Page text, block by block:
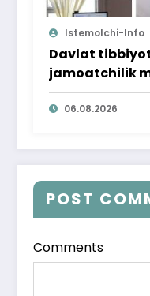
Istemolchi-Info
Davlat
jamoatchilik
06.08.2026
POST
Comments